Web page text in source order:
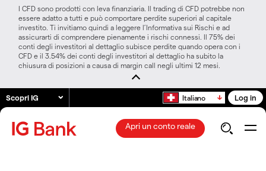
I CFD sono prodotti con leva finanziaria. Il trading di CFD potrebbe non
essere adatto a tutti e può comportare perdite superiori al capitale
investito. Ti invitiamo quindi a leggere l’Informativa sui Rischi e ad
assicurarti di comprendere pienamente i rischi connessi. Il 75% dei
conti degli investitori al dettaglio subisce perdite quando opera con i
CFD e il 3.54% dei conti degli investitori al dettaglio ha subito la
chiusura di posizioni a causa di margin call negli ultimi 12 mesi.
Scopri IG Italiano Log in
Apri un conto reale